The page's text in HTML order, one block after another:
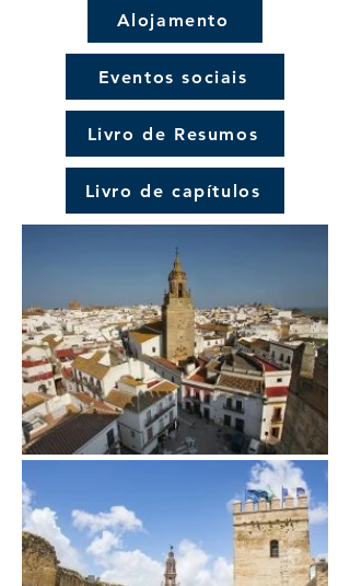
Alojamento
Eventos sociais
Livro de Resumos
Livro de capítulos